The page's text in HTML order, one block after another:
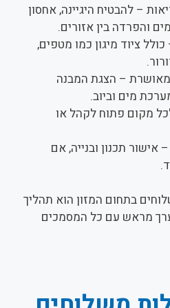
– להבטיח היגיינה, אחסון
והפרדה בין אזורים.
כולל ציוד מיגון כמו מטפים,
– הצגת המבנה
מים וביוב.
מקום פתוח לקהל או
אישור תכנון ובנייה, אם
בתחום המזון הוא תהליך
מראש עם כל המסמכים